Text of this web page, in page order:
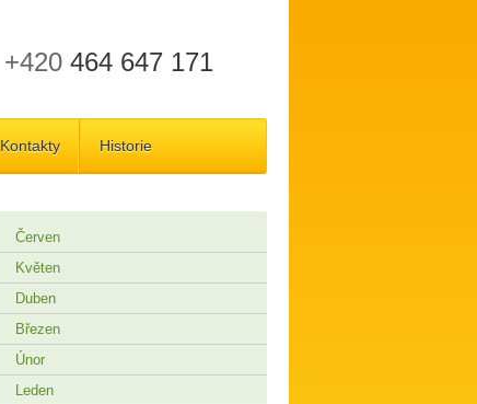
+420 464 647 171
Kontakty Historie
Červen
Květen
Duben
Březen
Únor
Leden